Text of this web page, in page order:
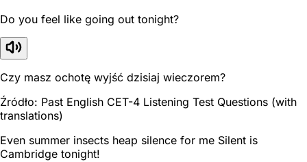
Do you feel like going out tonight?
Czy masz ochotę wyjść dzisiaj wieczorem?
Źródło: Past English CET-4 Listening Test Questions (with
translations)
Even summer insects heap silence for me Silent is
Cambridge tonight!